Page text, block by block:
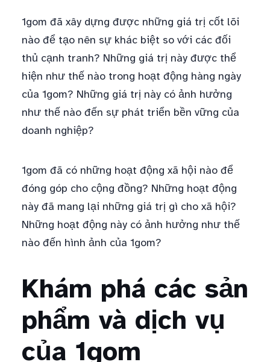
1gom đã xây dựng được những giá trị cốt lõi
nào để tạo nên sự khác biệt so với các đối
thủ cạnh tranh? Những giá trị này được thể
hiện như thế nào trong hoạt động hàng ngày
của 1gom? Những giá trị này có ảnh hưởng
như thế nào đến sự phát triển bền vững của
doanh nghiệp?
1gom đã có những hoạt động xã hội nào để
đóng góp cho cộng đồng? Những hoạt động
này đã mang lại những giá trị gì cho xã hội?
Những hoạt động này có ảnh hưởng như thế
nào đến hình ảnh của 1gom?
Khám phá các sản
phẩm và dịch vụ
của 1gom